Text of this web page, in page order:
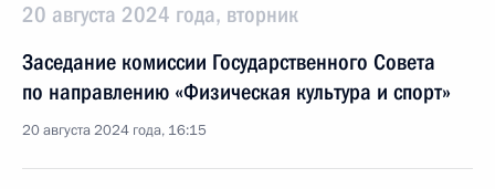
20 августа 2024 года, вторник
Заседание комиссии Государственного Совета
по направлению «Физическая культура и спорт»
20 августа 2024 года, 16:15